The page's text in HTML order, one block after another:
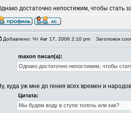
достаточно непостижим, чтобы стать
Добавлено: Чт Авг 17, 2006 2:10 pm Заголовок
maxon писал(а):
Однако достаточно непостижим, чтобы
куда уж мне до гения всех времен и
Цитата:
Мы будем воду в ступе толочь или как?